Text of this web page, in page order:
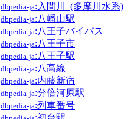
dbpedia-ja:入間川_(多摩川水系)
dbpedia-ja:八幡山駅
dbpedia-ja:八王子バイパス
dbpedia-ja:八王子市
dbpedia-ja:八王子駅
dbpedia-ja:八高線
dbpedia-ja:内藤新宿
dbpedia-ja:分倍河原駅
dbpedia-ja:列車番号